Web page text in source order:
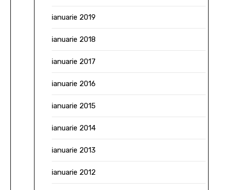
ianuarie 2019
ianuarie 2018
ianuarie 2017
ianuarie 2016
ianuarie 2015
ianuarie 2014
ianuarie 2013
ianuarie 2012